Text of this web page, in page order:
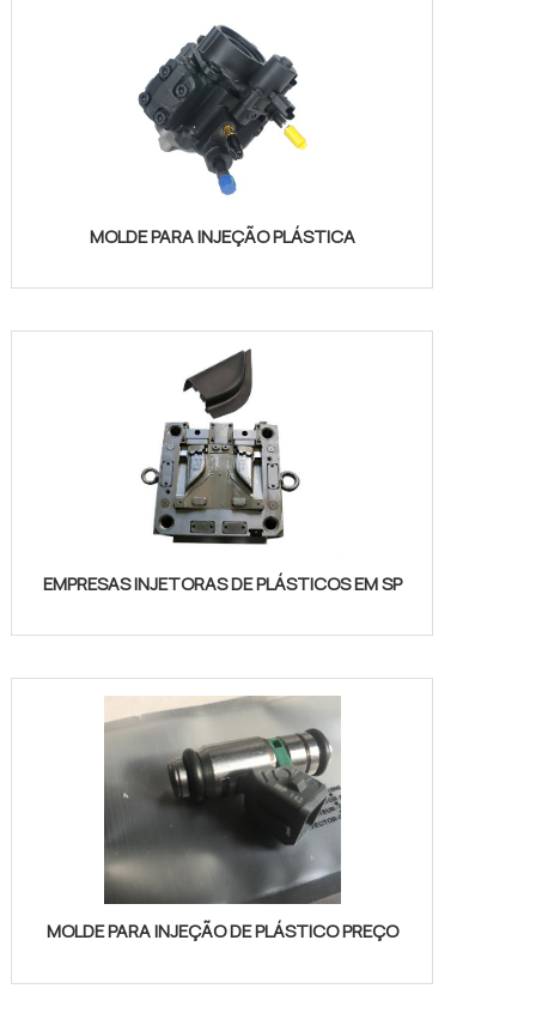
MOLDE PARA INJEÇÃO PLÁSTICA
EMPRESAS INJETORAS DE PLÁSTICOS EM SP
MOLDE PARA INJEÇÃO DE PLÁSTICO PREÇO